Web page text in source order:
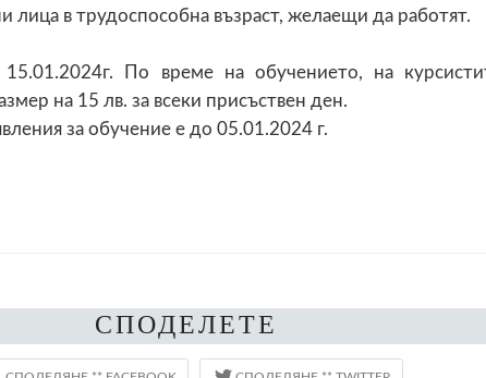
лица в трудоспособна възраст, желаещи да работят.
По време на обучението, на
на 15 лв. за всеки присъствен ден.
за обучение е до 05.01.2024 г.
СПОДЕЛЕТЕ